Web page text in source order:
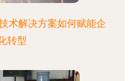
术解决方案如何赋能企
转型